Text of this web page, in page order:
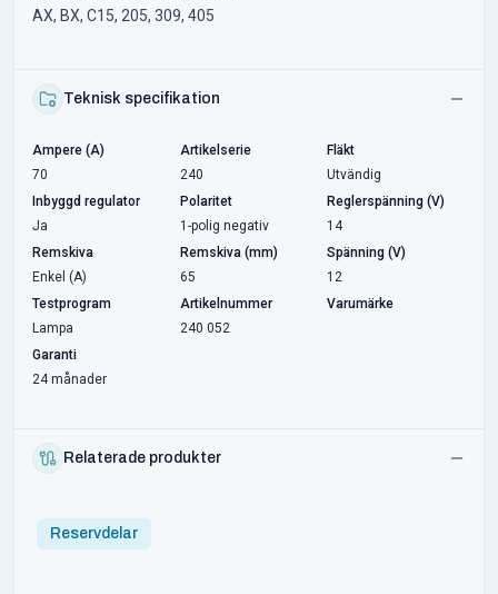
AX, BX, C15, 205, 309, 405
Teknisk specifikation
Ampere (A)
70
Artikelserie
240
Fläkt
Utvändig
Inbyggd regulator
Ja
Polaritet
1-polig negativ
Reglerspänning (V)
14
Remskiva
Enkel (A)
Remskiva (mm)
65
Spänning (V)
12
Testprogram
Lampa
Artikelnummer
240 052
Varumärke
Garanti
24 månader
Relaterade produkter
Reservdelar